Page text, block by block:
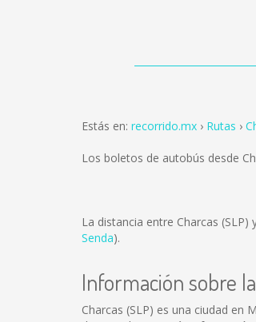
Estás en: recorrido.mx Rutas
Los boletos de autobús desde
La distancia entre Charcas (SLP)
Senda).
Información sobre
Charcas (SLP) es una ciudad en